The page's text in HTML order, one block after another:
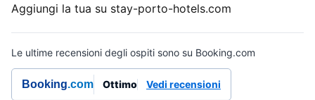
Aggiungi la tua su stay-porto-hotels.com
Le ultime recensioni degli ospiti sono su Booking.com
Booking.com Ottimo Vedi recensioni